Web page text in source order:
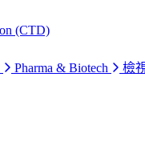
(CTD)
Pharma & Biotech
檢